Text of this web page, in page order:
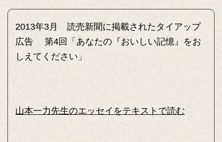
2013年3月 読売新聞に掲載されたタイアップ
広告 第4回「あなたの『おいしい記憶』をお
しえてください」
山本一力先生のエッセイをテキストで読む